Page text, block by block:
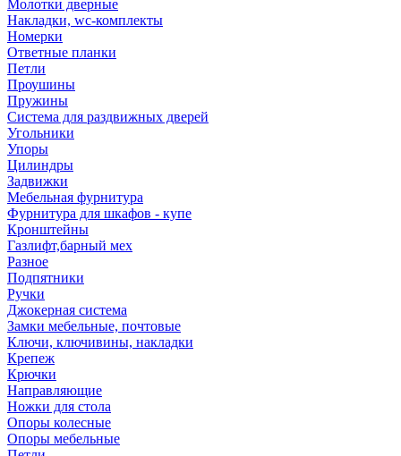
Молотки дверные
Накладки, wc-комплекты
Номерки
Ответные планки
Петли
Проушины
Пружины
Система для раздвижных дверей
Угольники
Упоры
Цилиндры
Задвижки
Мебельная фурнитура
Фурнитура для шкафов - купе
Кронштейны
Газлифт,барный мех
Разное
Подпятники
Ручки
Джокерная система
Замки мебельные, почтовые
Ключи, ключивины, накладки
Крепеж
Крючки
Направляющие
Ножки для стола
Опоры колесные
Опоры мебельные